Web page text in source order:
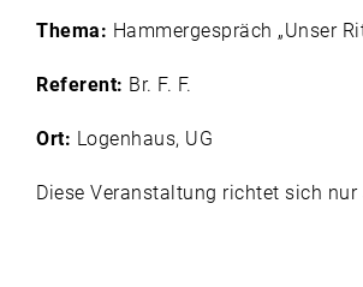
Leitgedanken
Geschichte
Thema: Hammergespräch „Unser
Referent: Br. F. F.
Ort: Logenhaus, UG
Diese Veranstaltung richtet sich nur